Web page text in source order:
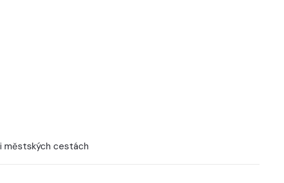
městských cestách